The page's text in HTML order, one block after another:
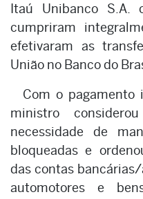
Itaú Unibanco S.A.
cumpriram
efetivaram as
União no Banco do
Com o pagamento
ministro
necessidade de
bloqueadas e
das contas
automotores e